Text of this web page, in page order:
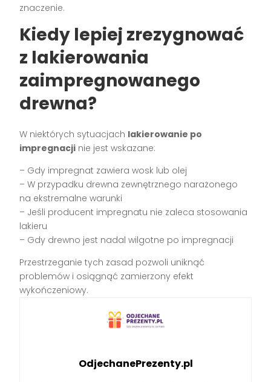
znaczenie.
Kiedy lepiej zrezygnować
z lakierowania
zaimpregnowanego
drewna?
W niektórych sytuacjach lakierowanie po
impregnacji nie jest wskazane:
– Gdy impregnat zawiera wosk lub olej
– W przypadku drewna zewnętrznego narażonego
na ekstremalne warunki
– Jeśli producent impregnatu nie zaleca stosowania
lakieru
– Gdy drewno jest nadal wilgotne po impregnacji
Przestrzeganie tych zasad pozwoli uniknąć
problemów i osiągnąć zamierzony efekt
wykończeniowy.
OdjechanePrezenty.pl